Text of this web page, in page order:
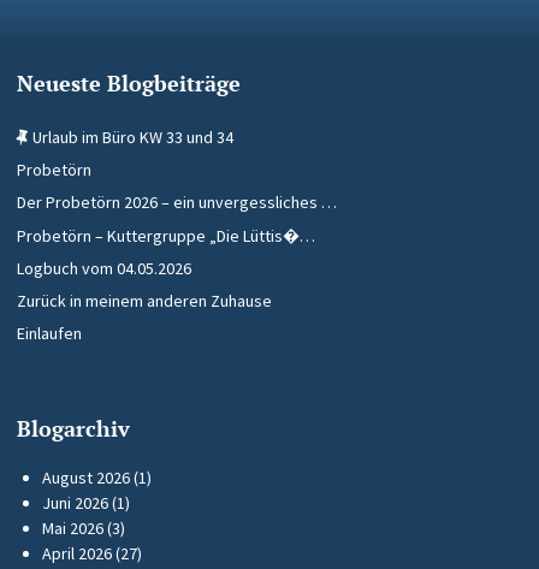
Neueste Blogbeiträge
Urlaub im Büro KW 33 und 34
Probetörn
Der Probetörn 2026 – ein unvergessliches …
Probetörn – Kuttergruppe „Die Lüttis�…
Logbuch vom 04.05.2026
Zurück in meinem anderen Zuhause
Einlaufen
Blogarchiv
August 2026(1)
Juni 2026(1)
Mai 2026(3)
April 2026(27)